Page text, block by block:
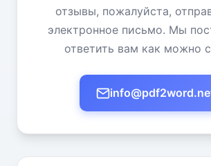
отзывы, пожалуйста,
электронное письмо. Мы
ответить вам как можно